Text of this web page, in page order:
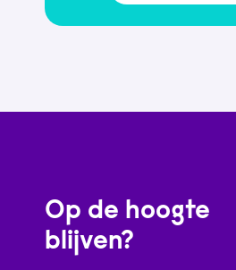
Op de hoogte
blijven?